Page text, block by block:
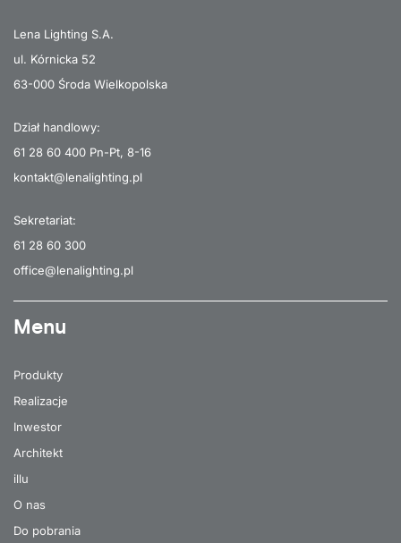
Lena Lighting S.A.
ul. Kórnicka 52
63-000 Środa Wielkopolska
Dział handlowy:
61 28 60 400 Pn-Pt, 8-16
kontakt@lenalighting.pl
Sekretariat:
61 28 60 300
office@lenalighting.pl
Menu
Produkty
Realizacje
Inwestor
Architekt
illu
O nas
Do pobrania